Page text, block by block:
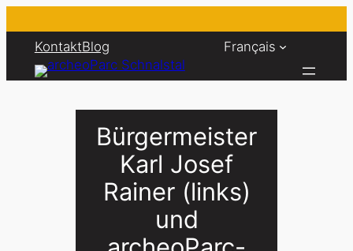
au
contenu
KontaktBlog Français
Bürgermeister
Karl Josef
Rainer (links)
und